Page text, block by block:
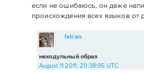
если не ошибаюсь, он даже
происхождения всех языков от
неходульный образ
falcao
August 11 2011, 20:38:05 UTC